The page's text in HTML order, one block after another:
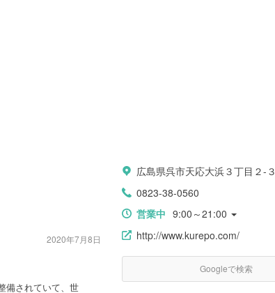
備されていて、世
2020年7月8日
広島県呉市天応大浜３丁目２-３
0823-38-0560
営業中 9:00～21:00
http://www.kurepo.com/
Googleで検索